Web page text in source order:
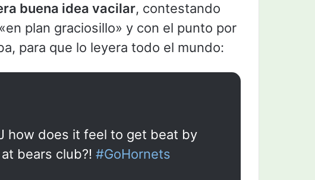
buena idea vacilar, contestando
plan graciosillo» y con el punto por
para que lo leyera todo el mundo:
how does it feel to get beat by
bears club?! #GoHornets